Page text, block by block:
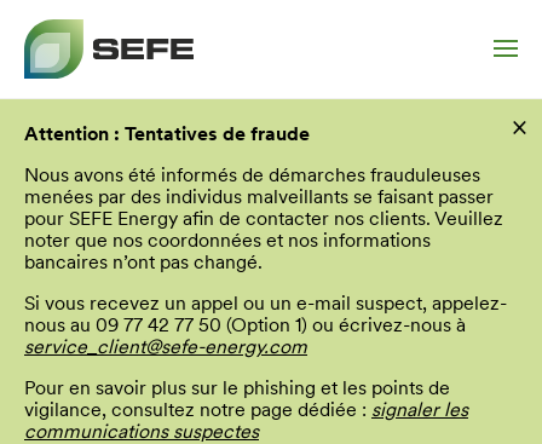
principal
Attention : Tentatives de fraude
Nous avons été informés de démarches frauduleuses
menées par des individus malveillants se faisant passer
pour SEFE Energy afin de contacter nos clients. Veuillez
noter que nos coordonnées et nos informations
bancaires n’ont pas changé.
Si vous recevez un appel ou un e-mail suspect, appelez-
nous au 09 77 42 77 50 (Option 1) ou écrivez-nous à
service_client@sefe-energy.com
Pour en savoir plus sur le phishing et les points de
vigilance, consultez notre page dédiée : signaler les
communications suspectes
×